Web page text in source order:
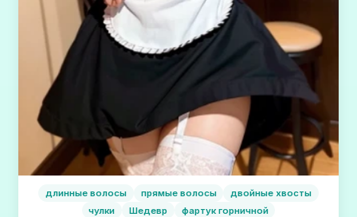
длинные волосы прямые волосы
двойные хвосты
чулки
Шедевр фартук горничной